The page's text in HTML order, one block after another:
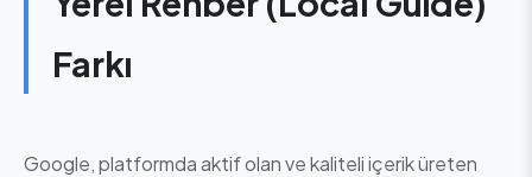
Farkı
Google, platformda aktif olan ve kaliteli içerik üreten